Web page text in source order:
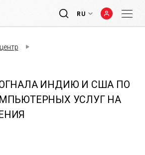
RU
ИНДИЮ И США ПО
УСЛУГ НА